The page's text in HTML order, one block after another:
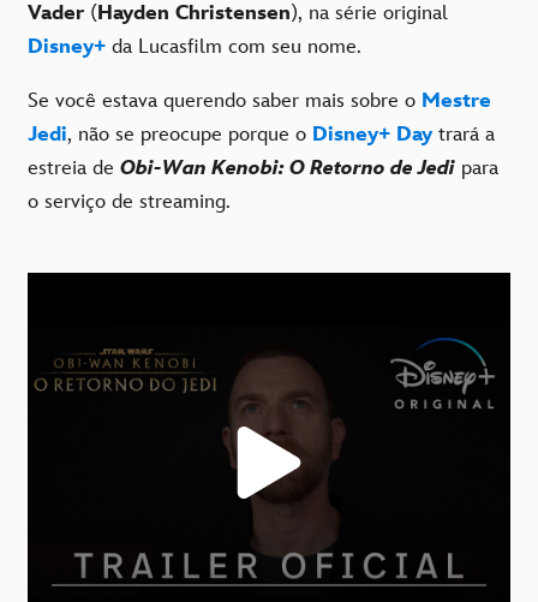
Vader (Hayden Christensen), na série original
Disney+ da Lucasfilm com seu nome.
Se você estava querendo saber mais sobre o Mestre
Jedi, não se preocupe porque o Disney+ Day trará a
estreia de Obi-Wan Kenobi: O Retorno de Jedi para
o serviço de streaming.